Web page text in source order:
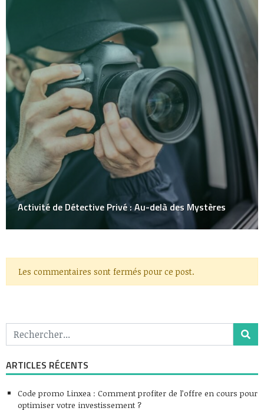
Activité de Détective Privé : Au-delà des Mystères
Les commentaires sont fermés pour ce post.
ARTICLES RÉCENTS
Code promo Linxea : Comment profiter de l’offre en cours pour
optimiser votre investissement ?